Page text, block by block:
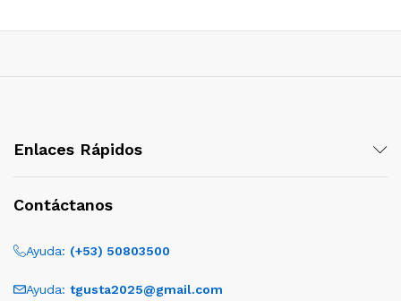
Enlaces Rápidos
Contáctanos
Ayuda: (+53) 50803500
Ayuda: tgusta2025@gmail.com